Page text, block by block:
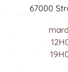
67000